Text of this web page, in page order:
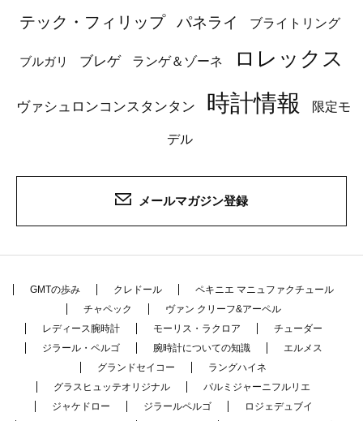
テック・フィリップ
パネライ ブライトリング
ブルガリ ブレゲ ランゲ＆ゾーネ ロレックス
ヴァシュロンコンスタンタン 時計情報 限定モ
デル
メールマガジン登録
GMTの歩み クレドール
ペキニエ マニュファクチュール
チャペック
ヴァン クリーフ&アーペル
レディース腕時計
モーリス・ラクロア
チューダー
ジラール・ペルゴ
腕時計についての知識
エルメス
グランドセイコー
ラングハイネ
グラスヒュッテオリジナル
パルミジャーニフルリエ
ジャケドロー
ジラールペルゴ
ロジェデュブイ